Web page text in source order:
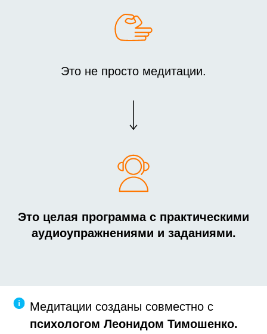
Это не просто медитации.
Это целая программа с практическими
аудиоупражнениями и заданиями.
Медитации созданы совместно с
психологом Леонидом Тимошенко.